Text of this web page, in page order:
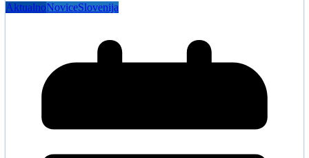
AktualnoNoviceSlovenija